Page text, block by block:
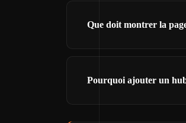
Que doit montrer la
Pourquoi ajouter un